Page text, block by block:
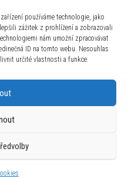
používáme technologie, jako
zážitek z prohlížení a zobrazovali
nám umožní zpracovávat
ID na tomto webu. Nesouhlas
určité vlastnosti a funkce.
modrý
|Šablona: Bulk Shop